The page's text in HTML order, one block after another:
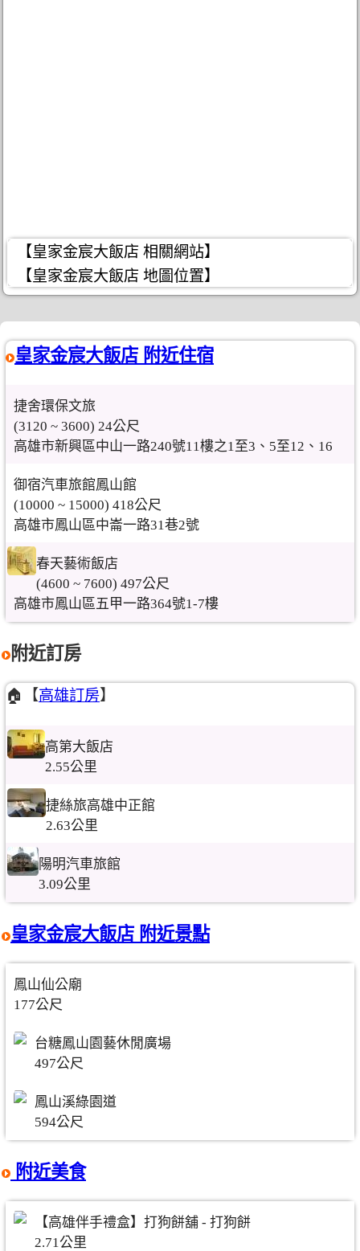
【皇家金宸大飯店 相關網站】
【皇家金宸大飯店 地圖位置】
皇家金宸大飯店 附近住宿
捷舍環保文旅
(3120 ~ 3600) 24公尺
高雄市新興區中山一路240號11樓之1至3、5至12、16
御宿汽車旅館鳳山館
(10000 ~ 15000) 418公尺
高雄市鳳山區中崙一路31巷2號
春天藝術飯店
(4600 ~ 7600) 497公尺
高雄市鳳山區五甲一路364號1-7樓
附近訂房
🏠【高雄訂房】
高第大飯店
2.55公里
捷絲旅高雄中正館
2.63公里
陽明汽車旅館
3.09公里
皇家金宸大飯店 附近景點
鳳山仙公廟
177公尺
台糖鳳山園藝休閒廣場
497公尺
鳳山溪綠園道
594公尺
附近美食
【高雄伴手禮盒】打狗餅舖 - 打狗餅
2.71公里